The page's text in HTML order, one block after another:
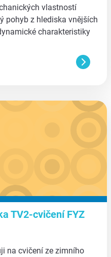
vlastností
pohyb z hlediska vnějších
charakteristiky
TV2-cvičení FYZ
na cvičení ze zimního